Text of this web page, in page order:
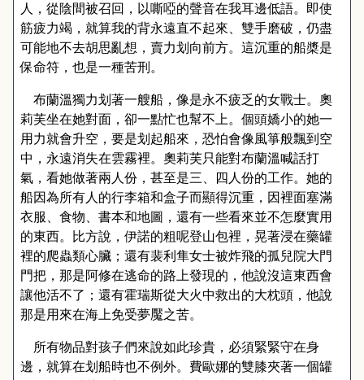
人，從陰間被召回，以嘶啞的聲音在我耳邊低語。即使
筋疲力竭，就算我的背永遠直不起來、雙手磨破，仍盡
可能地不去胡思亂想，賣力划向前方。這沉重的船槳是
保命符，也是一種苦刑。
布蘭溫獨力划著一艘船，像是永不疲乏的女戰士。奧
莉芙坐在她對面，卻一點忙也幫不上。個頭嬌小的她一
用力就會升空，要是划起船來，恐怕會像風箏般飄到空
中，永遠消失在雲霧裡。奧莉芙只能對布蘭溫喊話打
氣，看她做著兩人份，甚至是三、四人份的工作。她的
船因為所有人的行李箱和盒子而顯得沉重，因裡面塞滿
衣服、食物、書本和地圖，還有一些看來並不怎麼實用
的東西。比方說，伊諾的粗呢登山包裡，晃著浸在藥罐
裡的爬蟲類心臟；還有裴利隼女士被炸飛的孤兒院大門
門把，那是阿修在逃命的路上發現的，他說沒這東西會
讓他活不了；還有霍瑞斯從大火中救出的大枕頭，他說
那是用來在海上免受夢魘之苦。
所有物品對孩子們來說如此珍貴，必須緊緊守在身
邊，就算在划船時也不例外。費歐娜的雙膝夾著一個罐